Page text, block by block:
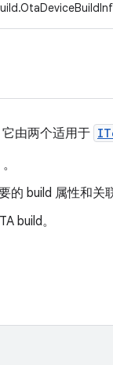
它由两个适用于
的 build 属性和关
build。